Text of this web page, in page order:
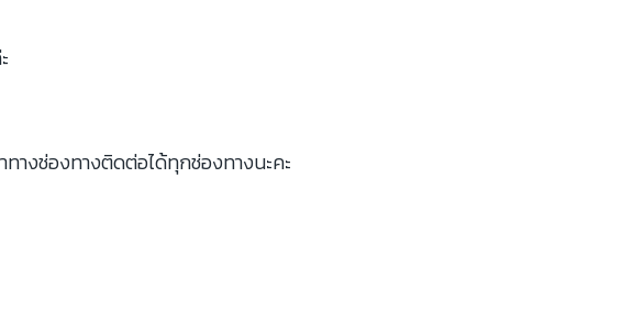
างช่องทางติดต่อได้ทุกช่องทางนะคะ